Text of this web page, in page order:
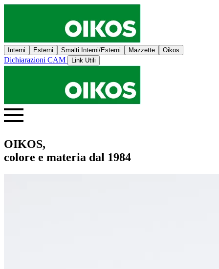
Interni Esterni Smalti Interni/Esterni Mazzette Oikos
Dichiarazioni CAM Link Utili
OIKOS,
colore e materia dal 1984